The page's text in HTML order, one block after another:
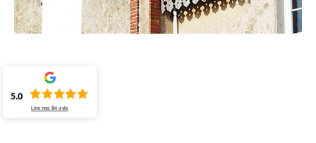
5.0
Lire nos84 avis